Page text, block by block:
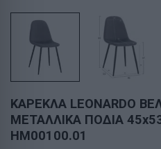
ΚΑΡΕΚΛΑ LEONARDO
ΜΕΤΑΛΛΙΚΑ ΠΟΔΙΑ
HM00100.01